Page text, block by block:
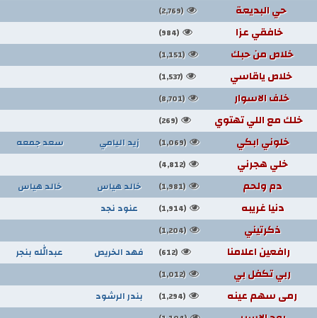
حي البديعة (2,769)
خافقي عزا (984)
خلاص من حبك (1,151)
خلاص ياقاسي (1,537)
خلف الاسوار (8,701)
خلك مع اللي تهتوي (269)
خلوني ابكي (1,069) زيد اليامي سعد جمعه
خلي هجرني (4,812)
دم ولحم (1,981) خالد هياس خالد هياس
دنيا غريبه (1,914) عنود نجد
ذكرتيني (1,204)
رافعين اعلامنا (612) فهد الخريص عبدالله بنجر
ربي تكفل بي (1,012)
رمى سهم عينه (1,294) بندر الرشود